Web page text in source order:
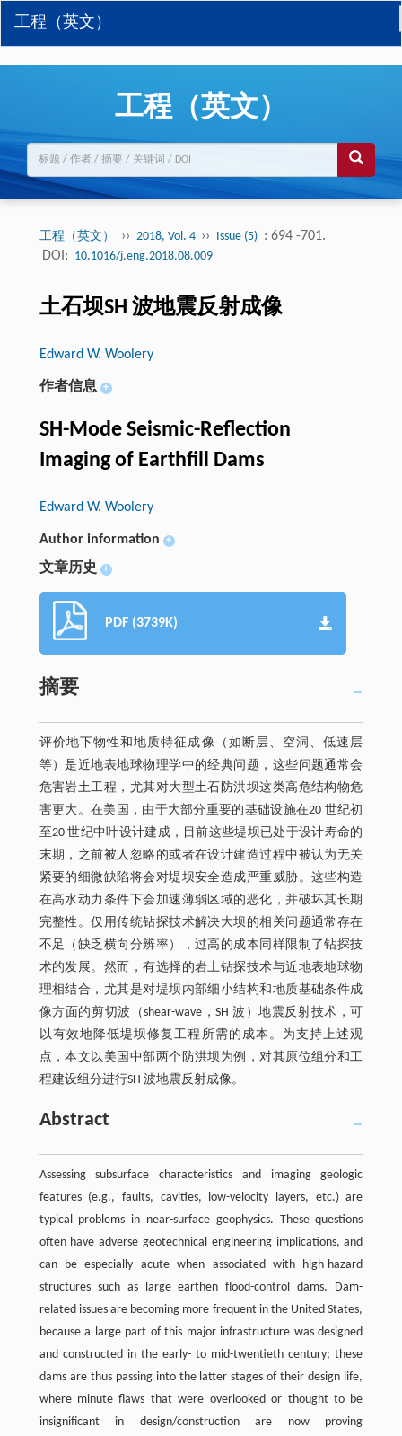
工程（英文）
工程（英文）
工程（英文） ›› 2018, Vol. 4 ›› Issue (5) : 694 -701.
DOI: 10.1016/j.eng.2018.08.009
土石坝SH 波地震反射成像
Edward W. Woolery
作者信息 +
SH-Mode Seismic-Reflection
Imaging of Earthfill Dams
Edward W. Woolery
Author information +
文章历史 +
PDF (3739K)
摘要
评价地下物性和地质特征成像（如断层、空洞、低速层
等）是近地表地球物理学中的经典问题，这些问题通常会
危害岩土工程，尤其对大型土石防洪坝这类高危结构物危
害更大。在美国，由于大部分重要的基础设施在20 世纪初
至20 世纪中叶设计建成，目前这些堤坝已处于设计寿命的
末期，之前被人忽略的或者在设计建造过程中被认为无关
紧要的细微缺陷将会对堤坝安全造成严重威胁。这些构造
在高水动力条件下会加速薄弱区域的恶化，并破坏其长期
完整性。仅用传统钻探技术解决大坝的相关问题通常存在
不足（缺乏横向分辨率），过高的成本同样限制了钻探技
术的发展。然而，有选择的岩土钻探技术与近地表地球物
理相结合，尤其是对堤坝内部细小结构和地质基础条件成
像方面的剪切波（shear-wave，SH 波）地震反射技术，可
以有效地降低堤坝修复工程所需的成本。为支持上述观
点，本文以美国中部两个防洪坝为例，对其原位组分和工
程建设组分进行SH 波地震反射成像。
Abstract
Assessing subsurface characteristics and imaging geologic
features (e.g., faults, cavities, low-velocity layers, etc.) are
typical problems in near-surface geophysics. These questions
often have adverse geotechnical engineering implications, and
can be especially acute when associated with high-hazard
structures such as large earthen flood-control dams. Dam-
related issues are becoming more frequent in the United States,
because a large part of this major infrastructure was designed
and constructed in the early- to mid-twentieth century; these
dams are thus passing into the latter stages of their design life,
where minute flaws that were overlooked or thought to be
insignificant in design/construction are now proving